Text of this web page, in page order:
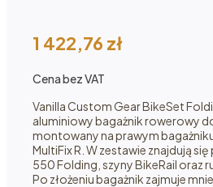
1 422,76 zł
Cena bez VAT
Vanilla Custom Gear BikeSet
aluminiowy bagażnik rowerowy
montowany na prawym
MultiFix R. W zestawie znajdują
550 Folding, szyny BikeRail oraz
Po złożeniu bagażnik zajmuje